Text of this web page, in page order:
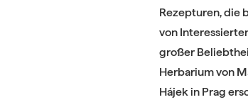
Rezepturen, die
von
großer
Herbarium von
Hájek in Prag